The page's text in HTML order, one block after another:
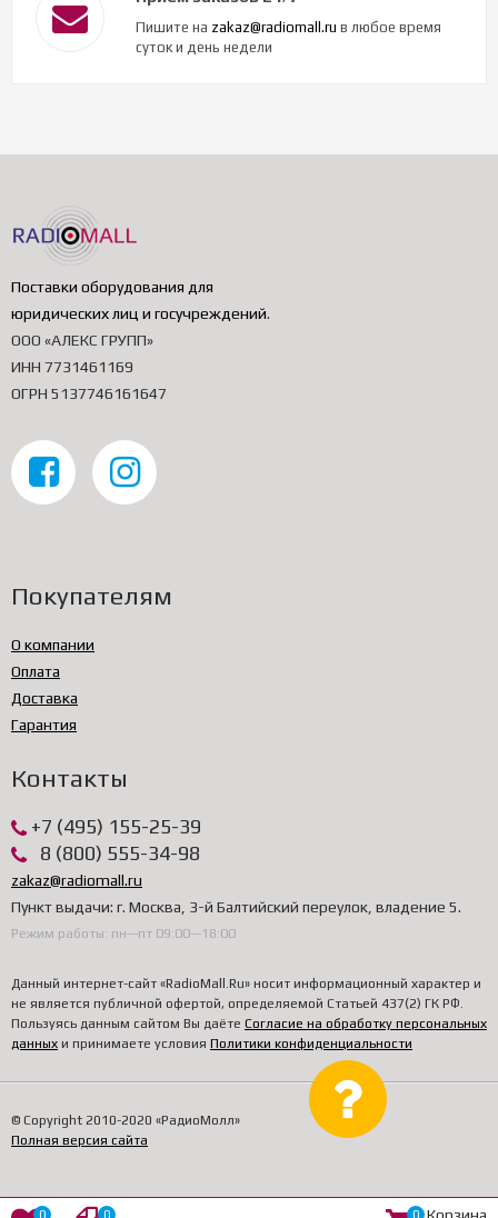
Пишите на zakaz@radiomall.ru в любое время
суток и день недели
Поставки оборудования для
юридических лиц и госучреждений.
ООО «АЛЕКС ГРУПП»
ИНН 7731461169
ОГРН 5137746161647
Покупателям
О компании
Оплата
Доставка
Гарантия
Контакты
+7 (495) 155-25-39
8 (800) 555-34-98
zakaz@radiomall.ru
Пункт выдачи: г. Москва, 3-й Балтийский переулок, владение 5.
Режим работы: пн—пт 09:00—18:00
Данный интернет-сайт «RadioMall.Ru» носит информационный характер и
не является публичной офертой, определяемой Статьей 437(2) ГК РФ.
Пользуясь данным сайтом Вы даёте Согласие на обработку персональных
данных и принимаете условия Политики конфиденциальности
© Copyright 2010-2020 «РадиоМолл»
Полная версия сайта
0 0 0